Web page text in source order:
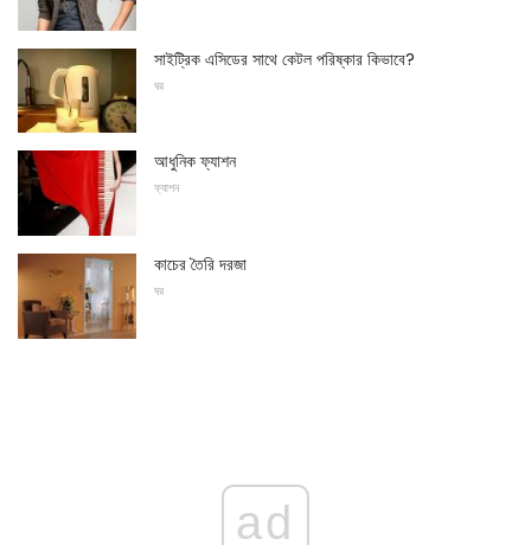
সাইট্রিক এসিডের সাথে কেটল পরিষ্কার কিভাবে?
ঘর
আধুনিক ফ্যাশন
ফ্যাশন
কাচের তৈরি দরজা
ঘর
ad